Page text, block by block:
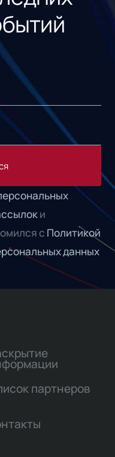
и
с Политикой
данных
партнеров